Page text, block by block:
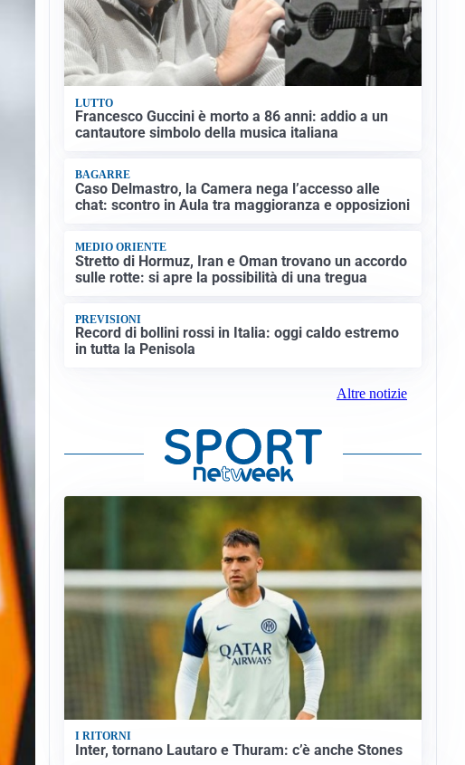
LUTTO
Francesco Guccini è morto a 86 anni: addio a un
cantautore simbolo della musica italiana
BAGARRE
Caso Delmastro, la Camera nega l’accesso alle
chat: scontro in Aula tra maggioranza e opposizioni
MEDIO ORIENTE
Stretto di Hormuz, Iran e Oman trovano un accordo
sulle rotte: si apre la possibilità di una tregua
PREVISIONI
Record di bollini rossi in Italia: oggi caldo estremo
in tutta la Penisola
Altre notizie
I RITORNI
Inter, tornano Lautaro e Thuram: c’è anche Stones